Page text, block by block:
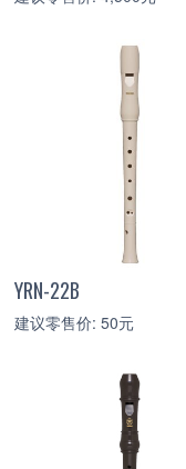
YRN-22B
建议零售价: 50元